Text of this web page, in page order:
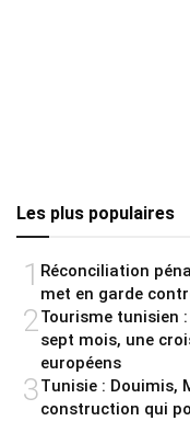
Les plus populaires
1 Réconciliation
met en garde
2Tourisme tunisien
sept mois, une
européens
3Tunisie : Douimis,
construction qui